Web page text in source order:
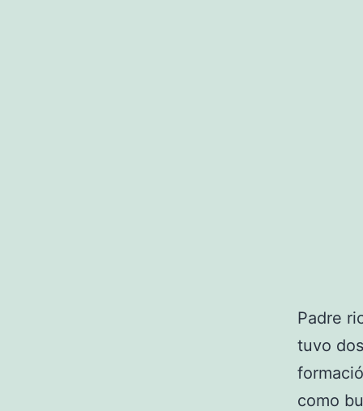
Padre
tuvo
como